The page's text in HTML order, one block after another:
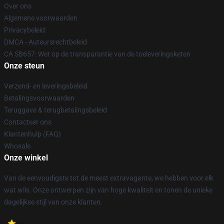
Over ons
Algemene voorwaarden
Privacybeleid
DMCA - Auteursrechtbeleid
CA SB657: Wet op de transparantie van de toeleveringsketen
Onze steun
Verzend- en leveringsbeleid
Betalingsvoorwaarden
Teruggave & terugbetalingsbeleid
Contacteer ons
Klantenhulp (FAQ)
Whosale
Onze winkel
Van de eenvoudigste tot de meest extravagante, we hebben voor elk
wat wils. Onze ontwerpen zijn van hoge kwaliteit en tonen de unieke
dagelijkse stijl van onze klanten.